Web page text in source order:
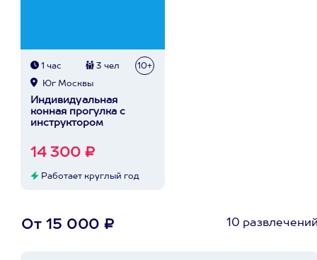
1 час 3 чел 10+
Юг Москвы
Индивидуальная
конная прогулка с
инструктором
14 300 ₽
Работает круглый год
От 15 000 ₽ 10